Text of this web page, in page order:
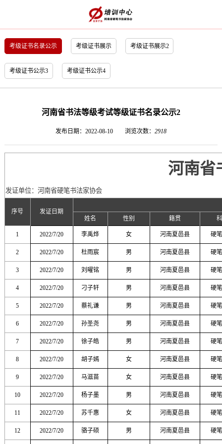
考级证书名录公示 考级证书展示 考级证书展示2
考级证书公示3 考级证书公示4
河南省书法等级考试等级证书名录公示2
发布日期：2022-08-10 浏览次数： 2918
河南省
发证单位：河南省硬笔书法家协会
序号
发证日期
姓名
性别 籍贯
1 2022/7/20 李禹烨 女 河南夏邑县 硬
2 2022/7/20 杜雨宸 男 河南夏邑县 硬
3 2022/7/20 刘曜铭 男 河南夏邑县 硬
4 2022/7/20 刁子轩 男 河南夏邑县 硬
5 2022/7/20 蔡礼谦 男 河南夏邑县 硬
6 2022/7/20 孙圣尧 男 河南夏邑县 硬
7 2022/7/20 徐子皓 男 河南夏邑县 硬
8 2022/7/20 胡子嫣 女 河南夏邑县 硬
9 2022/7/20 马滋苗 女 河南夏邑县 硬
10 2022/7/20 杨子墨 男 河南夏邑县 硬
11 2022/7/20 苏千惠 女 河南夏邑县 硬
12 2022/7/20 骆子硕 男 河南夏邑县 硬